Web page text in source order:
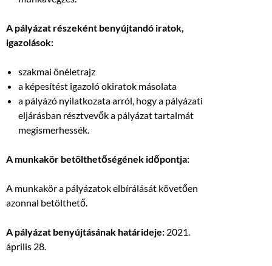
A pályázat részeként benyújtandó iratok,
igazolások:
szakmai önéletrajz
a képesítést igazoló okiratok másolata
a pályázó nyilatkozata arról, hogy a pályázati
eljárásban résztvevők a pályázat tartalmát
megismerhessék.
A munkakör betölthetőségének időpontja:
A munkakör a pályázatok elbírálását követően
azonnal betölthető.
A pályázat benyújtásának határideje: 2021.
április 28.